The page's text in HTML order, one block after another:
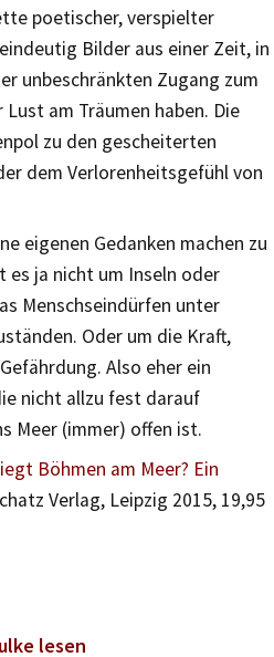
poetischer, verspielter
Bilder aus einer Zeit, in
unbeschränkten Zugang zum
am Träumen haben. Die
zu den gescheiterten
dem Verlorenheitsgefühl von
eigenen Gedanken machen zu
es ja nicht um Inseln oder
Menschseindürfen unter
Oder um die Kraft,
Also eher ein
nicht allzu fest darauf
Meer (immer) offen ist.
Böhmen am Meer? Ein
Verlag, Leipzig 2015, 19,95
lesen